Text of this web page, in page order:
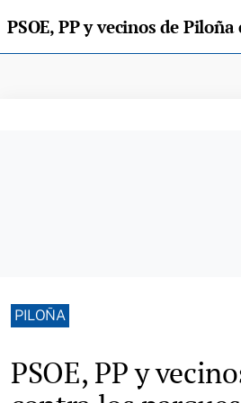
PILOÑA
PSOE, PP y